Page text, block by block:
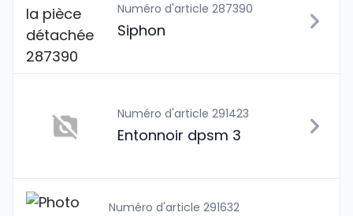
Numéro d'article 287390
Siphon
Numéro d'article 291423
Entonnoir dpsm 3
Numéro d'article 291632